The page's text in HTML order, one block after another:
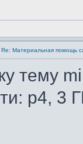
Re: Материальная помощь
тему
p4, 3